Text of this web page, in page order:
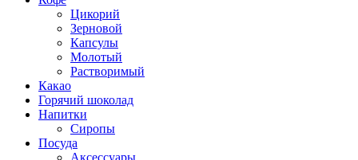
Цикорий
Зерновой
Капсулы
Молотый
Растворимый
Какао
Горячий шоколад
Напитки
Сиропы
Посуда
Аксессуары